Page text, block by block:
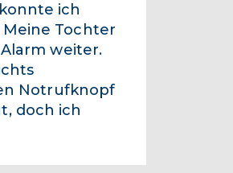
ich
Tochter
weiter.
Notrufknopf
doch ich